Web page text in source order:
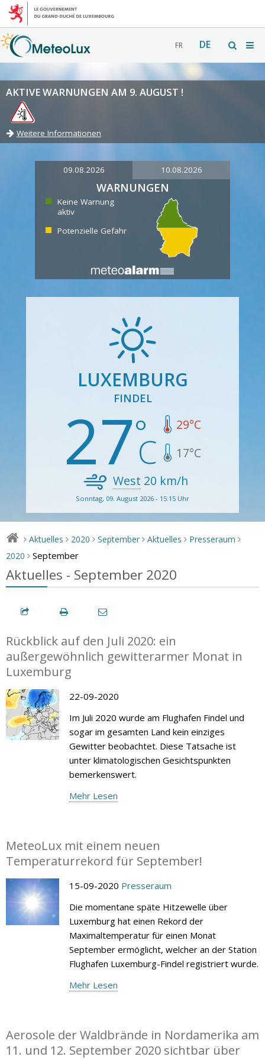
FR DE
AKTIVE WARNUNGEN AM 9. AUGUST !
Weitere Informationen
09.08.2026 10.08.2026
WARNUNGEN
Keine Warnung
aktiv
Potenzielle Gefahr
LUXEMBURG
FINDEL
27 29°C
17°C
West 20 km/h
Sonntag, 09. August 2026 - 15:15 Uhr
> Aktuelles > 2020 > September > Aktuelles > Presseraum >
2020 > September
Aktuelles - September 2020
Rückblick auf den Juli 2020: ein
außergewöhnlich gewitterarmer Monat in
Luxemburg
22-09-2020
Im Juli 2020 wurde am Flughafen Findel und
sogar im gesamten Land kein einziges
Gewitter beobachtet. Diese Tatsache ist
unter klimatologischen Gesichtspunkten
bemerkenswert.
Mehr Lesen
MeteoLux mit einem neuen
Temperaturrekord für September!
15-09-2020 Presseraum
Die momentane späte Hitzewelle über
Luxemburg hat einen Rekord der
Maximaltemperatur für einen Monat
September ermöglicht, welcher an der Station
Flughafen Luxemburg-Findel registriert wurde.
Mehr Lesen
Aerosole der Waldbrände in Nordamerika am
11. und 12. September 2020 sichtbar über